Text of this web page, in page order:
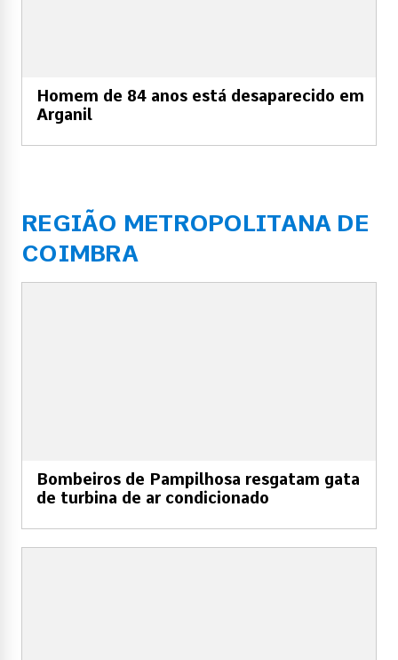
Homem de 84 anos está desaparecido em
Arganil
REGIÃO METROPOLITANA DE
COIMBRA
Bombeiros de Pampilhosa resgatam gata
de turbina de ar condicionado